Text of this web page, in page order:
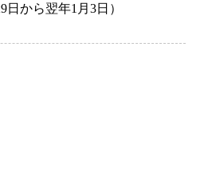
日から翌年1月3日）